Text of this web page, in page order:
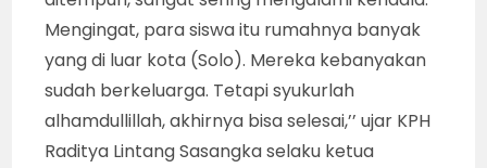
Mengingat, para siswa itu rumahnya banyak
yang di luar kota (Solo). Mereka kebanyakan
sudah berkeluarga. Tetapi syukurlah
alhamdullillah, akhirnya bisa selesai,’’ ujar KPH
Raditya Lintang Sasangka selaku ketua